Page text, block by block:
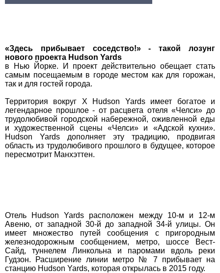
«Здесь прибывает соседство!» - такой лозунг
нового проекта Hudson Yards
в Нью Йорке. И проект действительно обещает стать
самым посещаемым в городе местом как для горожан,
так и для гостей города.
Территория вокруг Х Hudson Yards имеет богатое и
легендарное прошлое - от расцвета отеля «Челси» до
трудолюбивой городской набережной, оживленной еды
и художественной сцены «Челси» и «Адской кухни».
Hudson Yards дополняет эту традицию, продвигая
область из трудолюбивого прошлого в будущее, которое
пересмотрит Манхэттен.
Отель Hudson Yards расположен между 10-м и 12-м
Авеню, от западной 30-й до западной 34-й улицы. Он
имеет множество путей сообщения с пригородным
железнодорожным сообщением, метро, ​​шоссе Вест-
Сайд, туннелем Линкольна и паромами вдоль реки
Гудзон. Расширение линии метро № 7 прибывает на
станцию ​​Hudson Yards, которая открылась в 2015 году.